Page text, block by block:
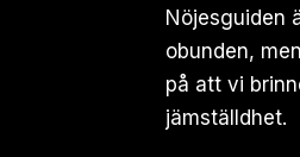
Nöjesguiden
obunden,
på att vi
jämställdhet.